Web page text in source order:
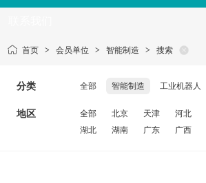
首页 > 会员单位 > 智能制造 > 搜索
分类 全部 智能制造 工业机器人
地区 全部 北京 天津 河北
湖北
湖南 广东 广西